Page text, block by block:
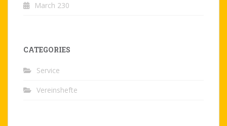
March 230
CATEGORIES
Service
Vereinshefte